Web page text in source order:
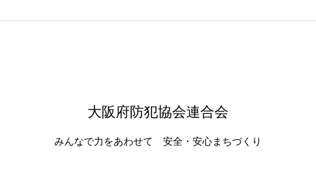
大阪府防犯協会連合会
みんなで力をあわせて 安全・安心まちづくり